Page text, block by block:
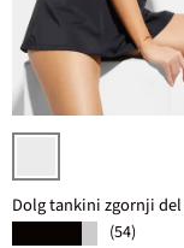
črna s paisley vzorcem
Dolg tankini zgornji
(54)